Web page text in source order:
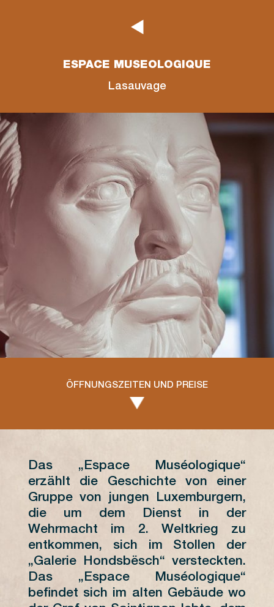
ESPACE MUSEOLOGIQUE
Lasauvage
ÖFFNUNGSZEITEN UND PREISE
MAI
L M V D
1 2 3
4 5 6 7 8 9 10
12 13 15 16 17
18 19 20 21 22 23 24
Das „Espace Muséologique“
erzählt die Geschichte von einer
Gruppe von jungen Luxemburgern,
die um dem Dienst in der
Wehrmacht im 2. Weltkrieg zu
entkommen, sich im Stollen der
„Galerie Hondsbësch“ versteckten.
Das „Espace Muséologique“
befindet sich im alten Gebäude wo